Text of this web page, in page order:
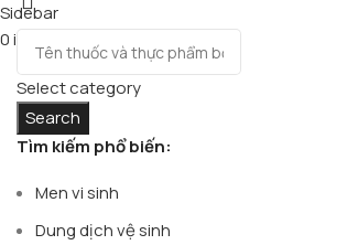
Select category
Search
Tìm kiếm phổ biến:
Men vi sinh
Dung dịch vệ sinh
Sidebar
0items